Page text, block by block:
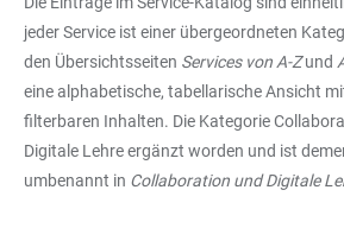
jeder Service ist einer übergeordneten
den Übersichtsseiten Services von A-Zund
eine alphabetische, tabellarische Ansicht
filterbaren Inhalten. Die Kategorie
Digitale Lehre ergänzt worden und ist
umbenannt in Collaboration und Digitale